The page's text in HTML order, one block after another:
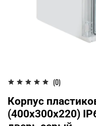
(0)
Корпус
(400х300х220)